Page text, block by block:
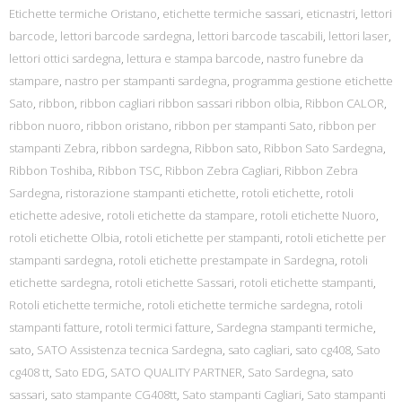
Etichette termiche Oristano, etichette termiche sassari, eticnastri, lettori
barcode, lettori barcode sardegna, lettori barcode tascabili, lettori laser,
lettori ottici sardegna, lettura e stampa barcode, nastro funebre da
stampare, nastro per stampanti sardegna, programma gestione etichette
Sato, ribbon, ribbon cagliari ribbon sassari ribbon olbia, Ribbon CALOR,
ribbon nuoro, ribbon oristano, ribbon per stampanti Sato, ribbon per
stampanti Zebra, ribbon sardegna, Ribbon sato, Ribbon Sato Sardegna,
Ribbon Toshiba, Ribbon TSC, Ribbon Zebra Cagliari, Ribbon Zebra
Sardegna, ristorazione stampanti etichette, rotoli etichette, rotoli
etichette adesive, rotoli etichette da stampare, rotoli etichette Nuoro,
rotoli etichette Olbia, rotoli etichette per stampanti, rotoli etichette per
stampanti sardegna, rotoli etichette prestampate in Sardegna, rotoli
etichette sardegna, rotoli etichette Sassari, rotoli etichette stampanti,
Rotoli etichette termiche, rotoli etichette termiche sardegna, rotoli
stampanti fatture, rotoli termici fatture, Sardegna stampanti termiche,
sato, SATO Assistenza tecnica Sardegna, sato cagliari, sato cg408, Sato
cg408 tt, Sato EDG, SATO QUALITY PARTNER, Sato Sardegna, sato
sassari, sato stampante CG408tt, Sato stampanti Cagliari, Sato stampanti